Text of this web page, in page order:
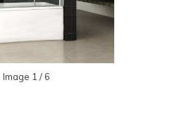
Image 1 / 6